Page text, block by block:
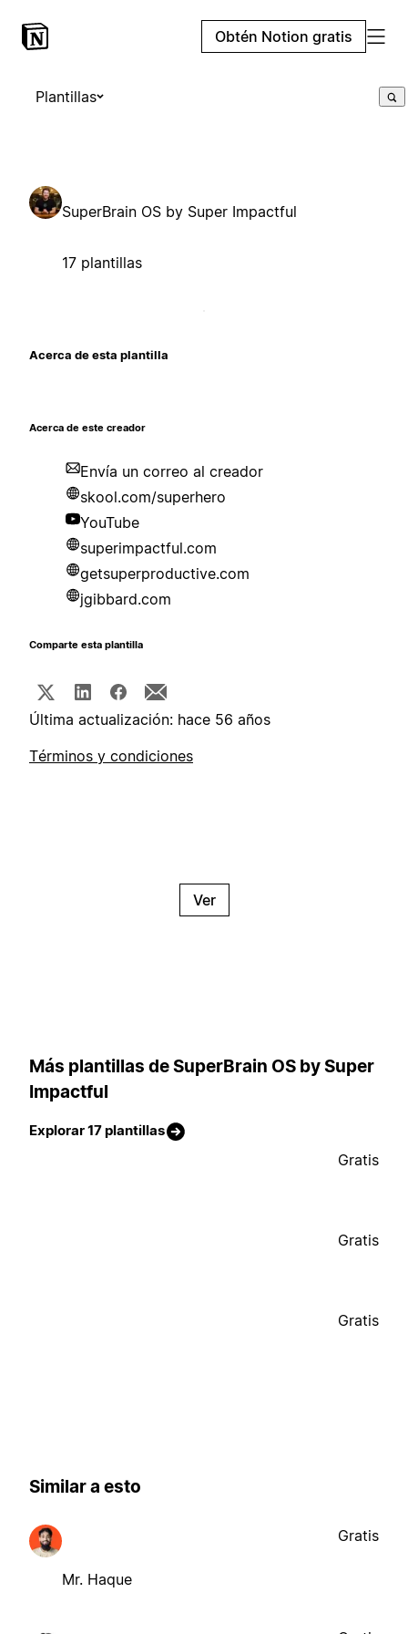
Obtén Notion gratis
Plantillas
SuperBrain OS by Super Impactful
17 plantillas
Acerca de esta plantilla
Acerca de este creador
Envía un correo al creador
skool.com/superhero
YouTube
superimpactful.com
getsuperproductive.com
jgibbard.com
Comparte esta plantilla
Última actualización: hace 56 años
Términos y condiciones
Ver
Más plantillas de SuperBrain OS by Super
Impactful
Explorar 17 plantillas
Gratis
Gratis
Gratis
Similar a esto
Mr. Haque
Gratis